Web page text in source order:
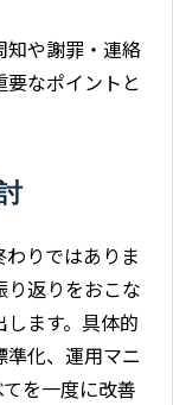
知や謝罪・連絡
なポイントと
りではありま
返りをおこな
ます。具体的
化、運用マニ
を一度に改善